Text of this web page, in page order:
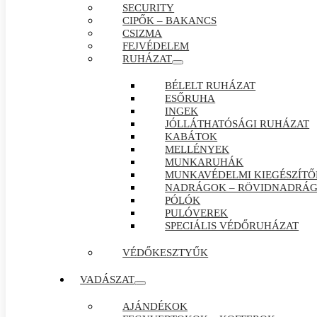
SECURITY
CIPŐK – BAKANCS
CSIZMA
FEJVÉDELEM
RUHÁZAT
BÉLELT RUHÁZAT
ESŐRUHA
INGEK
JÓLLÁTHATÓSÁGI RUHÁZAT
KABÁTOK
MELLÉNYEK
MUNKARUHÁK
MUNKAVÉDELMI
NADRÁGOK –
PÓLÓK
PULÓVEREK
SPECIÁLIS VÉDŐRUHÁZAT
VÉDŐKESZTYŰK
VADÁSZAT
AJÁNDÉKOK